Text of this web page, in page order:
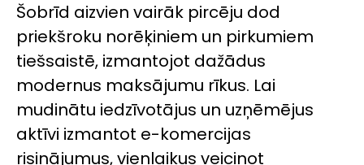
Šobrīd aizvien vairāk pircēju dod
priekšroku norēķiniem un pirkumiem
tiešsaistē, izmantojot dažādus
modernus maksājumu rīkus. Lai
mudinātu iedzīvotājus un uzņēmējus
aktīvi izmantot e-komercijas
risinājumus, vienlaikus veicinot